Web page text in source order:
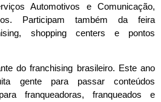
Automotivos e Comunicação,
Participam também da feira
shopping centers e pontos
do franchising brasileiro. Este ano
gente para passar conteúdos
franqueadoras, franqueados e